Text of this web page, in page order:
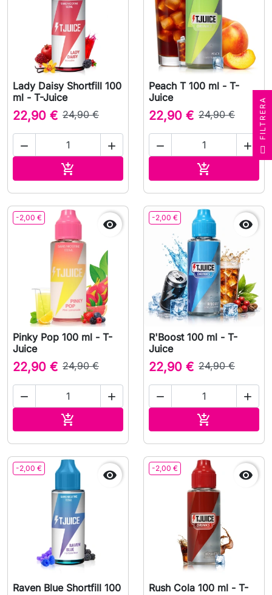
Lady Daisy Shortfill 100
ml - T-Juice
22,90 € 24,90 €
 

Peach T 100 ml - T-
Juice
22,90 € 24,90 €
 

-2,00 € 
Pinky Pop 100 ml - T-
Juice
22,90 € 24,90 €
 

-2,00 € 
R'Boost 100 ml - T-
Juice
22,90 € 24,90 €
 

-2,00 € 
Raven Blue Shortfill 100
-2,00 € 
Rush Cola 100 ml - T-
A